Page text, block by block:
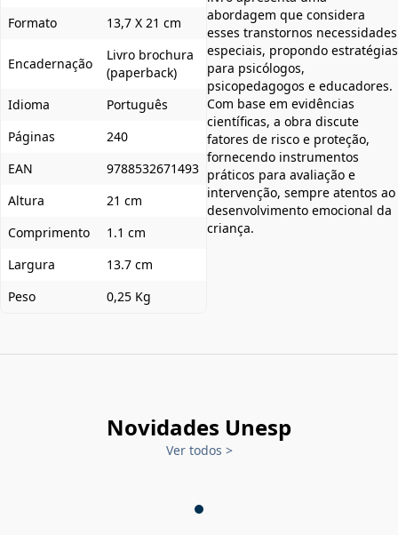
Formato 13,7 X 21 cm
Encadernação
Livro brochura
(paperback)
Idioma
Português
Páginas
240
EAN
9788532671493
Altura
21 cm
Comprimento
1.1 cm
Largura
13.7 cm
Peso
0,25 Kg
abordagem que considera
esses transtornos necessidades
especiais, propondo estratégias
para psicólogos,
psicopedagogos e educadores.
Com base em evidências
científicas, a obra discute
fatores de risco e proteção,
fornecendo instrumentos
práticos para avaliação e
intervenção, sempre atentos ao
desenvolvimento emocional da
criança.
Novidades Unesp
Ver todos >